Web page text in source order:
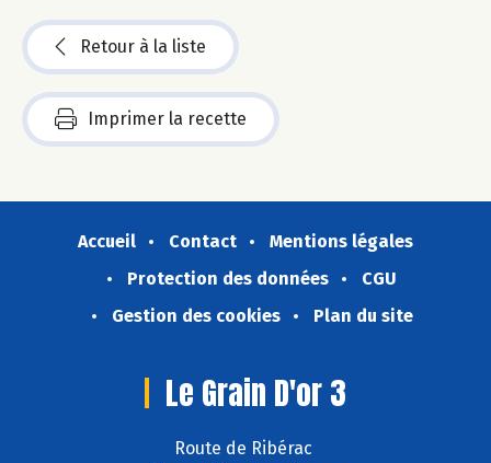
Retour à la liste
Imprimer la recette
Accueil Contact
Mentions légales
Protection des données
CGU
Gestion des cookies
Plan du site
Le Grain D'or 3
Route de Ribérac